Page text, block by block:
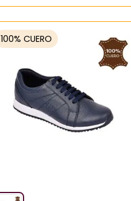
100% CUERO